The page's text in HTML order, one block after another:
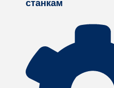
станкам